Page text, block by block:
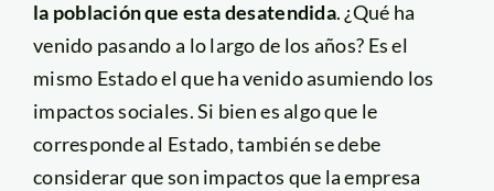
la población que esta desatendida. ¿Qué ha
venido pasando a lo largo de los años? Es el
mismo Estado el que ha venido asumiendo los
impactos sociales. Si bien es algo que le
corresponde al Estado, también se debe
considerar que son impactos que la empresa